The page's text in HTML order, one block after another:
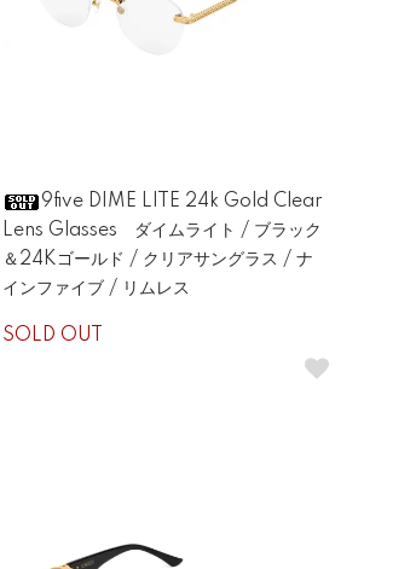
9five DIME LITE 24k Gold Clear
Lens Glasses ダイムライト / ブラック
＆24Kゴールド / クリアサングラス / ナ
インファイブ / リムレス
SOLD OUT